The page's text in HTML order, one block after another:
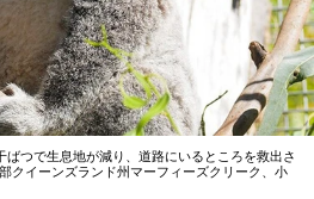
つで生息地が減り、道路にいるところを救出さ
クイーンズランド州マーフィーズクリーク、小